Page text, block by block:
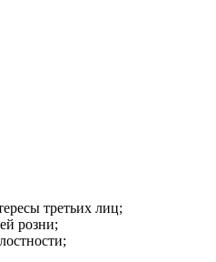
третьих лиц;
розни;